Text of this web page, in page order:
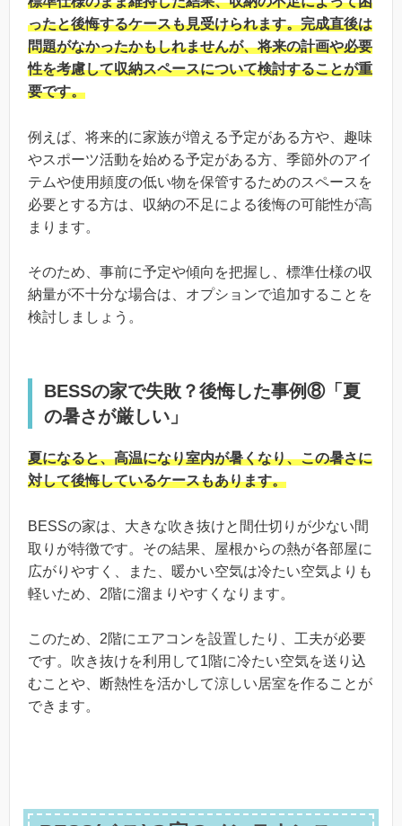
ったと後悔するケースも見受けられます。完成直後は
問題がなかったかもしれませんが、将来の計画や必要
性を考慮して収納スペースについて検討することが重
要です。
例えば、将来的に家族が増える予定がある方や、趣味
やスポーツ活動を始める予定がある方、季節外のアイ
テムや使用頻度の低い物を保管するためのスペースを
必要とする方は、収納の不足による後悔の可能性が高
まります。
そのため、事前に予定や傾向を把握し、標準仕様の収
納量が不十分な場合は、オプションで追加することを
検討しましょう。
BESSの家で失敗？後悔した事例⑧「夏
の暑さが厳しい」
夏になると、高温になり室内が暑くなり、この暑さに
対して後悔しているケースもあります。
BESSの家は、大きな吹き抜けと間仕切りが少ない間
取りが特徴です。その結果、屋根からの熱が各部屋に
広がりやすく、また、暖かい空気は冷たい空気よりも
軽いため、2階に溜まりやすくなります。
このため、2階にエアコンを設置したり、工夫が必要
です。吹き抜けを利用して1階に冷たい空気を送り込
むことや、断熱性を活かして涼しい居室を作ることが
できます。